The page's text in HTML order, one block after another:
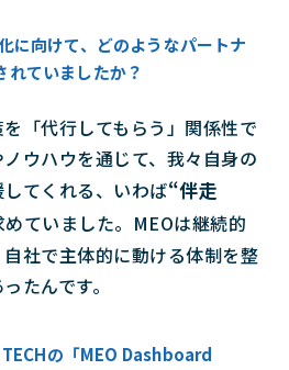
に向けて、どのようなパートナ
れていましたか？
「代行してもらう」関係性で
ウハウを通じて、我々自身の
てくれる、いわば“伴走
めていました。MEOは継続的
社で主体的に動ける体制を整
たんです。
の「MEO Dashboard